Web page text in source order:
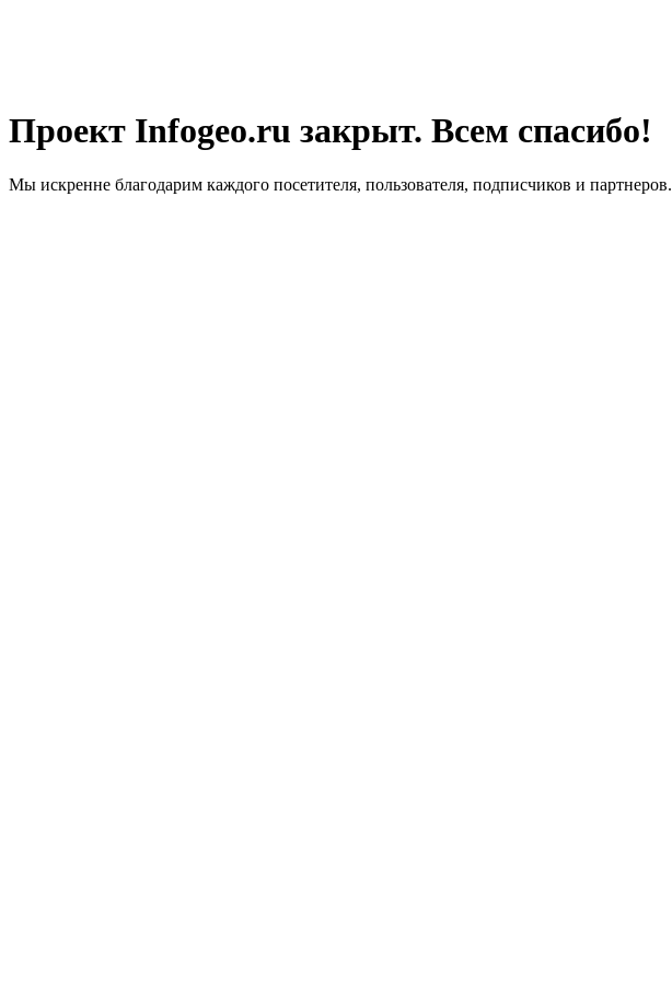
Проект Infogeo.ru закрыт. Всем спасибо!
Мы искренне благодарим каждого посетителя, пользователя, подписчиков и партнеров.